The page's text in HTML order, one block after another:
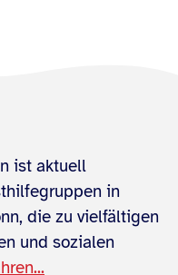
ist aktuell
in
die zu vielfältigen
und sozialen